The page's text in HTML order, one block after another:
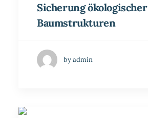
Sicherung ökologischer
Baumstrukturen
by admin